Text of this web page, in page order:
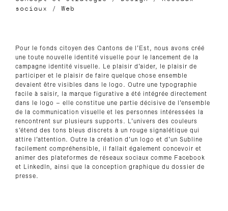
sociaux
/ Web
Pour le fonds citoyen des Cantons de l’Est, nous avons créé
une toute nouvelle identité visuelle pour le lancement de la
campagne identité visuelle. Le plaisir d’aider, le plaisir de
participer et le plaisir de faire quelque chose ensemble
devaient être visibles dans le logo. Outre une typographie
facile à saisir, la marque figurative a été intégrée directement
dans le logo – elle constitue une partie décisive de l’ensemble
de la communication visuelle et les personnes intéressées la
rencontrent sur plusieurs supports. L’univers des couleurs
s’étend des tons bleus discrets à un rouge signalétique qui
attire l’attention. Outre la création d’un logo et d’un Subline
facilement compréhensible, il fallait également concevoir et
animer des plateformes de réseaux sociaux comme Facebook
et LinkedIn, ainsi que la conception graphique du dossier de
presse.